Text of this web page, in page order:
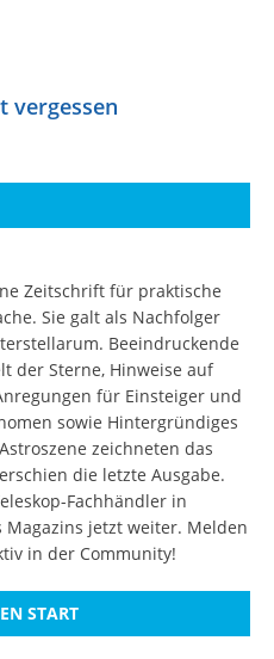
vergessen
Zeitschrift für praktische
Sie galt als Nachfolger
Beeindruckende
der Sterne, Hinweise auf
für Einsteiger und
sowie Hintergründiges
zeichneten das
die letzte Ausgabe.
Fachhändler in
Magazins jetzt weiter. Melden
in der Community!
START